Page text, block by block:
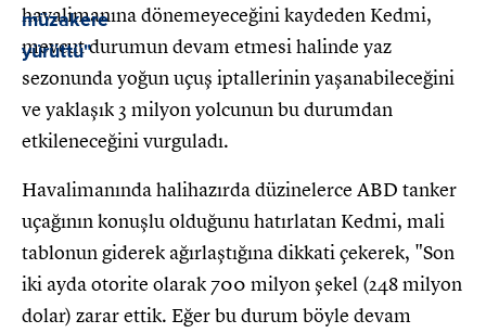
havalimanına dönemeyeceğini kaydeden Kedmi,
mevcut durumun devam etmesi halinde yaz
sezonunda yoğun uçuş iptallerinin yaşanabileceğini
ve yaklaşık 3 milyon yolcunun bu durumdan
etkileneceğini vurguladı.
Havalimanında halihazırda düzinelerce ABD tanker
uçağının konuşlu olduğunu hatırlatan Kedmi, mali
tablonun giderek ağırlaştığına dikkati çekerek, "Son
iki ayda otorite olarak 700 milyon şekel (248 milyon
dolar) zarar ettik. Eğer bu durum böyle devam